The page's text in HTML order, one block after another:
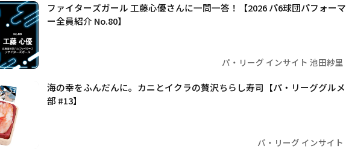
ファイターズガール 工藤心優さんに一問一答！【2026 パ6球団パフォーマ
ー全員紹介 No.80】
パ・リーグ インサイト 池田紗里
海の幸をふんだんに。カニとイクラの贅沢ちらし寿司【パ・リーググルメ
部 #13】
パ・リーグ インサイト